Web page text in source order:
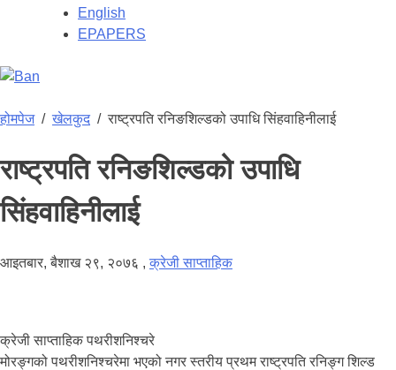
English
EPAPERS
होमपेज/खेलकुद/राष्ट्रपति रनिङशिल्डको उपाधि सिंहवाहिनीलाई
राष्ट्रपति रनिङशिल्डको उपाधि
सिंहवाहिनीलाई
आइतबार, बैशाख २९, २०७६ ,क्रेजी साप्ताहिक
क्रेजी साप्ताहिक पथरीशनिश्चरे
मोरङ्गको पथरीशनिश्चरेमा भएको नगर स्तरीय प्रथम राष्ट्रपति रनिङ्ग शिल्ड